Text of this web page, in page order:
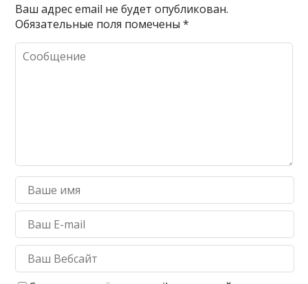
Ваш адрес email не будет опубликован.
Обязательные поля помечены*